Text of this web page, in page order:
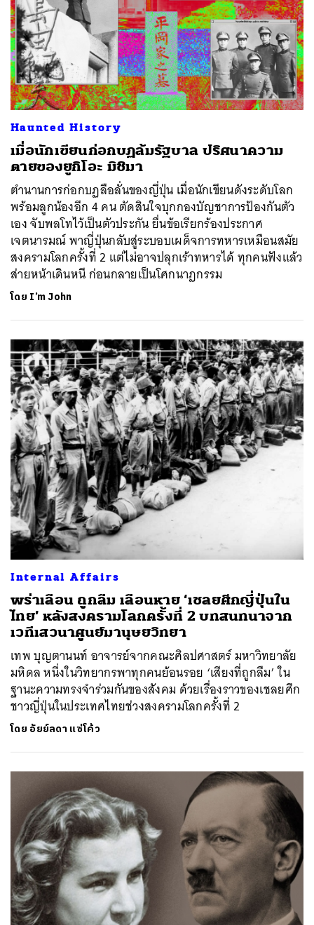
Haunted History
เมื่อนักเขียนก่อกบฏล้มรัฐบาล ปริศนาความ
ตายของยูกิโอะ มิชิมา
ตำนานการก่อกบฏลือลั่นของญี่ปุ่น เมื่อนักเขียนดังระดับโลก
พร้อมลูกน้องอีก 4 คน ตัดสินใจบุกกองบัญชาการป้องกันตัว
เอง จับพลโทไว้เป็นตัวประกัน ยื่นข้อเรียกร้องประกาศ
เจตนารมณ์ พาญี่ปุ่นกลับสู่ระบอบเผด็จการทหารเหมือนสมัย
สงครามโลกครั้งที่ 2 แต่ไม่อาจปลุกเร้าทหารได้ ทุกคนฟังแล้ว
ส่ายหน้าเดินหนี ก่อนกลายเป็นโศกนาฏกรรม
โดย I’m John
Internal Affairs
พร่าเลือน ถูกลืม เลือนหาย ‘เชลยศึกญี่ปุ่นใน
ไทย’ หลังสงครามโลกครั้งที่ 2 บทสนทนาจาก
เวทีเสวนาศูนย์มานุษยวิทยา
เทพ บุญตานนท์ อาจารย์จากคณะศิลปศาสตร์ มหาวิทยาลัย
มหิดล หนึ่งในวิทยากรพาทุกคนย้อนรอย ‘เสียงที่ถูกลืม’ ใน
ฐานะความทรงจำร่วมกันของสังคม ด้วยเรื่องราวของเชลยศึก
ชาวญี่ปุ่นในประเทศไทยช่วงสงครามโลกครั้งที่ 2
โดย อัยย์ลดา แซ่โค้ว
ค้นหา
SHARE TWEET